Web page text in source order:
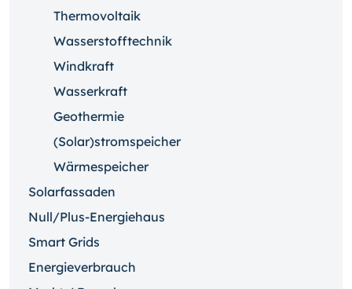
Thermovoltaik
Wasserstofftechnik
Windkraft
Wasserkraft
Geothermie
(Solar)stromspeicher
Wärmespeicher
Solarfassaden
Null/Plus-Energiehaus
Smart Grids
Energieverbrauch